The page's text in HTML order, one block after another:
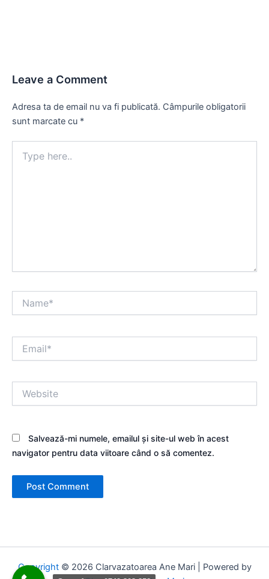
Leave a Comment
Adresa ta de email nu va fi publicată. Câmpurile obligatorii
sunt marcate cu *
here..
Salvează-mi numele, emailul și site-ul web în acest
navigator pentru data viitoare când o să comentez.
Copyright© 2026 Clarvazatoarea Ane Mari | Powered by